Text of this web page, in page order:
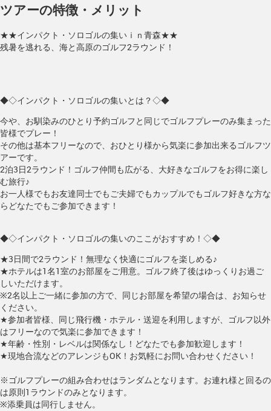
ツアーの特徴・メリット
★★インパクト・ソロゴルの集いｉｎ青森★★
残暑を逃れる、海と高原のゴルフ2ラウンド！
◆◇インパクト・ソロゴルの集いとは？◇◆
今や、お馴染みのひとり予約ゴルフと同じでゴルフプレーのみ集まった
皆様でプレー！
その他は基本フリーなので、おひとり様から気楽に参加出来るゴルフツ
アーです。
2泊3日2ラウンド！ゴルフ仲間も広がる、大好きなゴルフをお得に楽し
む旅行♪
お一人様でもお友達同士でもご夫婦でもカップルでもゴルフ好きな方な
らどなたでもご参加できます！
◆◇インパクト・ソロゴルの集いのここがおすすめ！◇◆
★3日間で2ラウンド！無理なく快適にゴルフを楽しめる♪
★ホテルは1名1室のお部屋をご用意。ゴルフ終了後はゆっくりお過ご
しいただけます。
※2名以上ご一緒に参加の方で、同じお部屋を希望の場合は、お知らせ
ください。
★参加者皆様、同じ飛行機・ホテル・送迎を利用しますが、ゴルフ以外
はフリーなので気楽に参加できます！
★年齢・性別・レベルは関係なし！どなたでも参加歓迎します！
★現地合流などのアレンジもOK！お気軽にお問い合わせください！
※ゴルフプレーの組み合わせはランダムとなります。お連れ様と回るの
は原則1ラウンドのみとなります。
※添乗員は同行しません。